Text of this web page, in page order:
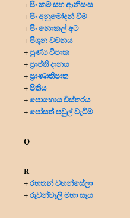
+පිං කම් සහ ආනිසංස
+පිං අනුමෝදන් වීම
+පිං නොකල් අට
+පිශුන වචනය
+පුණ්‍ය විපාක
+ප්‍රාප්ති දානය
+ප්‍රාණාතිපාත
+පීතිය
+පොහොය විස්තරය
+පෝසත් පවුල් වැටීම
Q
R
+රහතන් වහන්සේලා
+රුවන්වැලි මහා සෑය